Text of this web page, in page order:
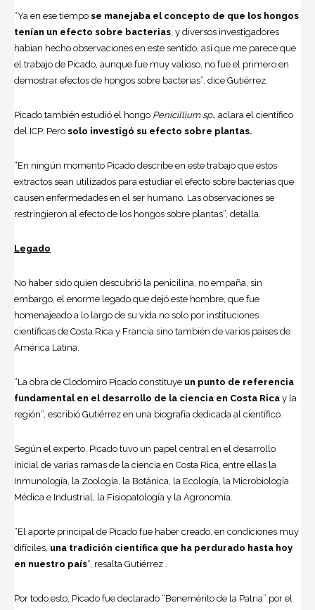
“Ya en ese tiempo se manejaba el concepto de que los hongos
tenían un efecto sobre bacterias , y diversos investigadores
habían hecho observaciones en este sentido, así que me parece que
el trabajo de Picado, aunque fue muy valioso, no fue el primero en
demostrar efectos de hongos sobre bacterias”, dice Gutiérrez.
Picado también estudió el hongo Penicillium sp. , aclara el científico
del ICP. Pero solo investigó su efecto sobre plantas.
“En ningún momento Picado describe en este trabajo que estos
extractos sean utilizados para estudiar el efecto sobre bacterias que
causen enfermedades en el ser humano. Las observaciones se
restringieron al efecto de los hongos sobre plantas”, detalla.
Legado
No haber sido quien descubrió la penicilina, no empaña, sin
embargo, el enorme legado que dejó este hombre, que fue
homenajeado a lo largo de su vida no solo por instituciones
científicas de Costa Rica y Francia sino también de varios países de
América Latina.
“La obra de Clodomiro Picado constituye un punto de referencia
fundamental en el desarrollo de la ciencia en Costa Rica y la
región”, escribió Gutiérrez en una biografía dedicada al científico.
Según el experto, Picado tuvo un papel central en el desarrollo
inicial de varias ramas de la ciencia en Costa Rica, entre ellas la
Inmunología, la Zoología, la Botánica, la Ecología, la Microbiología
Médica e Industrial, la Fisiopatología y la Agronomía.
“El aporte principal de Picado fue haber creado, en condiciones muy
difíciles, una tradición científica que ha perdurado hasta hoy
en nuestro país“, resalta Gutiérrez .
Por todo esto, Picado fue declarado “Benemérito de la Patria” por el